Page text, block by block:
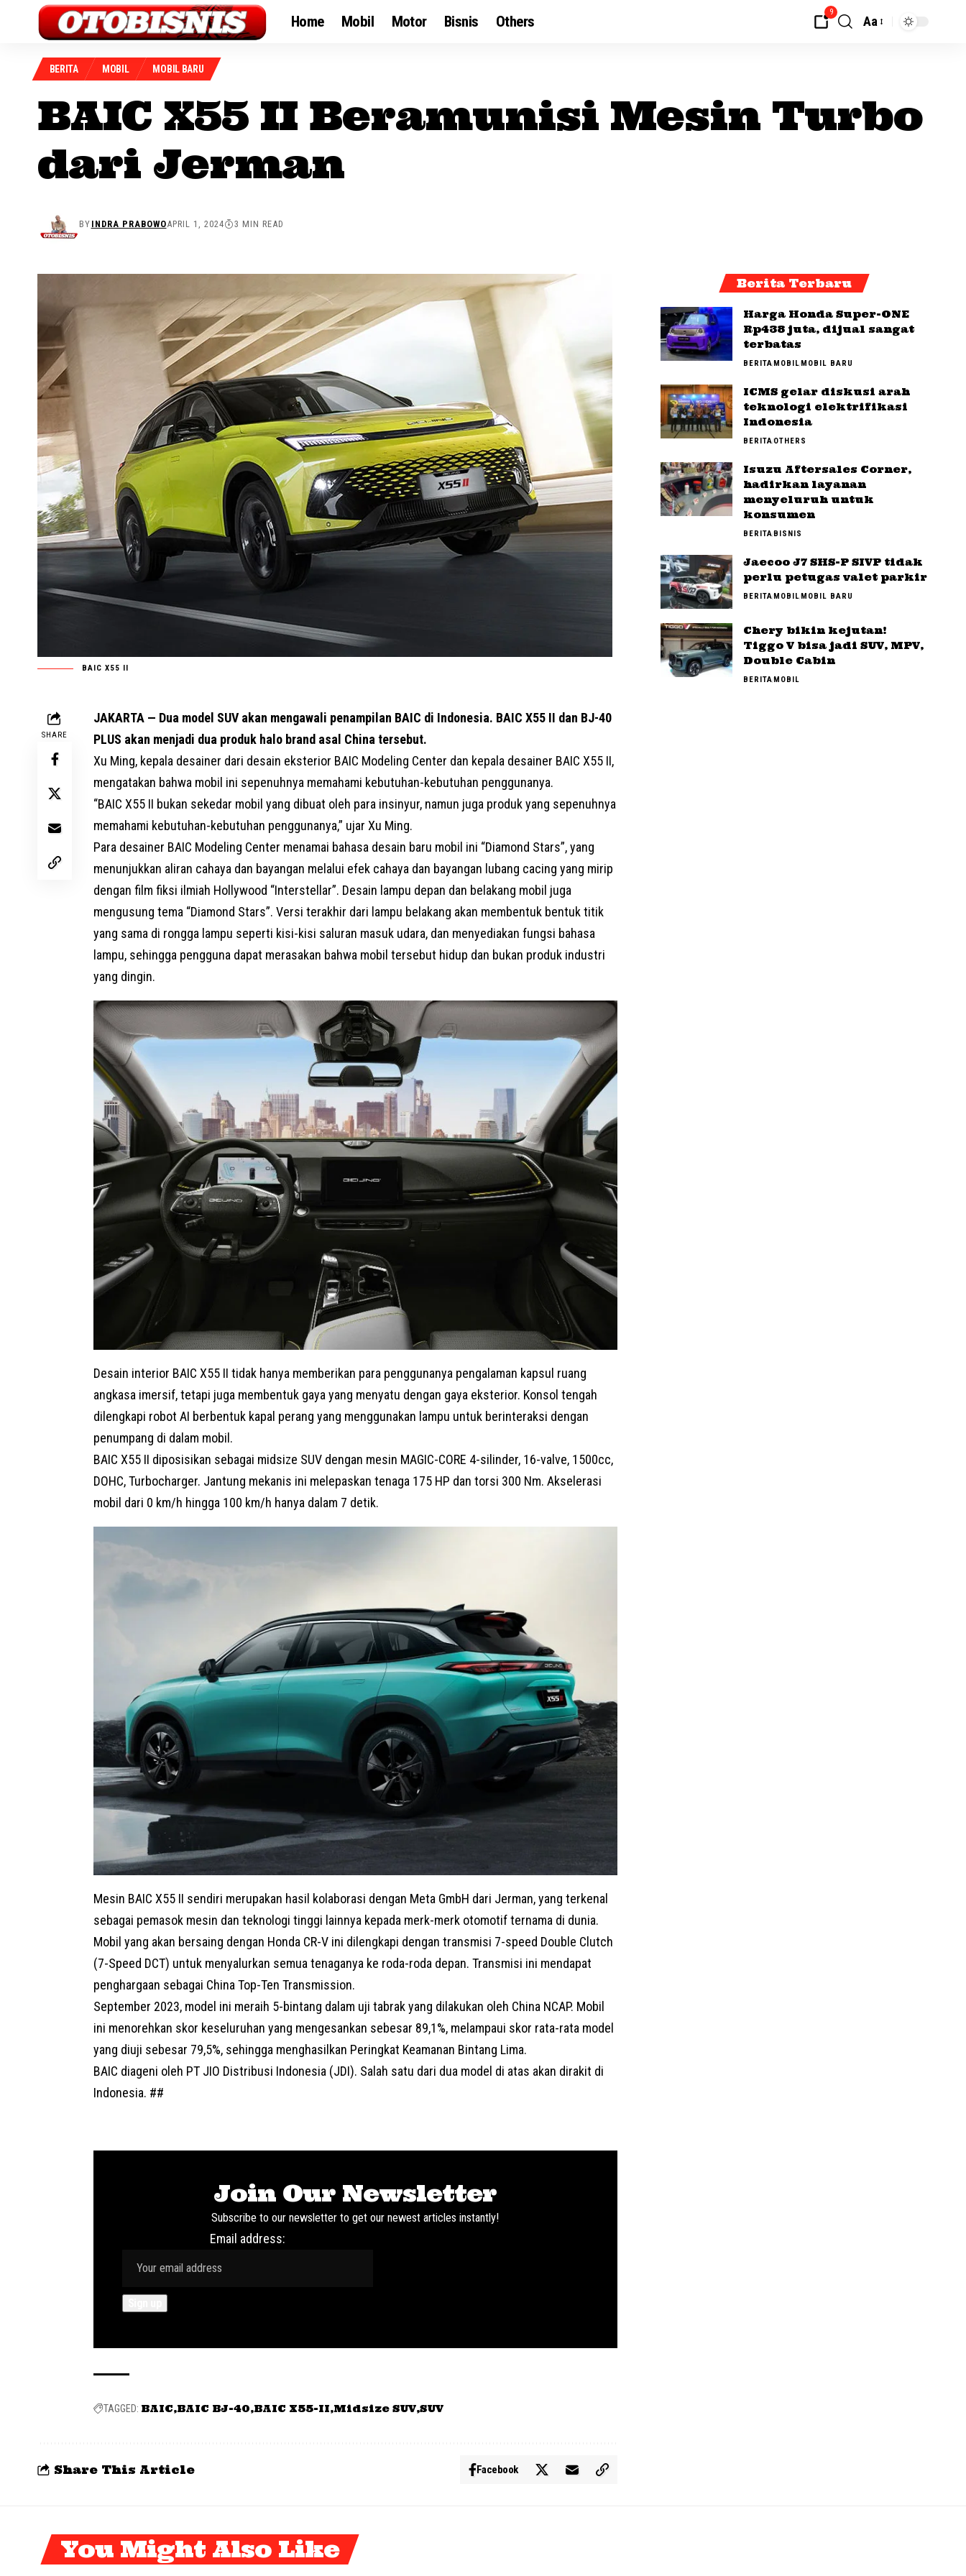
Home Mobil Motor Bisnis Others
9
Aa
BERITA MOBIL MOBIL BARU
BAIC X55 II Beramunisi Mesin Turbo
dari Jerman
BY INDRA PRABOWOAPRIL 1, 2024 3 MIN READ
BAIC X55 II
SHARE
JAKARTA — Dua model SUV akan mengawali penampilan BAIC di Indonesia. BAIC X55 II dan BJ-40
PLUS akan menjadi dua produk halo brand asal China tersebut.
Xu Ming, kepala desainer dari desain eksterior BAIC Modeling Center dan kepala desainer BAIC X55 II,
mengatakan bahwa mobil ini sepenuhnya memahami kebutuhan-kebutuhan penggunanya.
“BAIC X55 II bukan sekedar mobil yang dibuat oleh para insinyur, namun juga produk yang sepenuhnya
memahami kebutuhan-kebutuhan penggunanya,” ujar Xu Ming.
Para desainer BAIC Modeling Center menamai bahasa desain baru mobil ini “Diamond Stars”, yang
menunjukkan aliran cahaya dan bayangan melalui efek cahaya dan bayangan lubang cacing yang mirip
dengan film fiksi ilmiah Hollywood “Interstellar”. Desain lampu depan dan belakang mobil juga
mengusung tema “Diamond Stars”. Versi terakhir dari lampu belakang akan membentuk bentuk titik
yang sama di rongga lampu seperti kisi-kisi saluran masuk udara, dan menyediakan fungsi bahasa
lampu, sehingga pengguna dapat merasakan bahwa mobil tersebut hidup dan bukan produk industri
yang dingin.
Desain interior BAIC X55 II tidak hanya memberikan para penggunanya pengalaman kapsul ruang
angkasa imersif, tetapi juga membentuk gaya yang menyatu dengan gaya eksterior. Konsol tengah
dilengkapi robot AI berbentuk kapal perang yang menggunakan lampu untuk berinteraksi dengan
penumpang di dalam mobil.
BAIC X55 II diposisikan sebagai midsize SUV dengan mesin MAGIC-CORE 4-silinder, 16-valve, 1500cc,
DOHC, Turbocharger. Jantung mekanis ini melepaskan tenaga 175 HP dan torsi 300 Nm. Akselerasi
mobil dari 0 km/h hingga 100 km/h hanya dalam 7 detik.
Mesin BAIC X55 II sendiri merupakan hasil kolaborasi dengan Meta GmbH dari Jerman, yang terkenal
sebagai pemasok mesin dan teknologi tinggi lainnya kepada merk-merk otomotif ternama di dunia.
Mobil yang akan bersaing dengan Honda CR-V ini dilengkapi dengan transmisi 7-speed Double Clutch
(7-Speed DCT) untuk menyalurkan semua tenaganya ke roda-roda depan. Transmisi ini mendapat
penghargaan sebagai China Top-Ten Transmission.
September 2023, model ini meraih 5-bintang dalam uji tabrak yang dilakukan oleh China NCAP. Mobil
ini menorehkan skor keseluruhan yang mengesankan sebesar 89,1%, melampaui skor rata-rata model
yang diuji sebesar 79,5%, sehingga menghasilkan Peringkat Keamanan Bintang Lima.
BAIC diageni oleh PT JIO Distribusi Indonesia (JDI). Salah satu dari dua model di atas akan dirakit di
Indonesia. ##
Join Our Newsletter
Subscribe to our newsletter to get our newest articles instantly!
Email address:
TAGGED: BAIC BAIC BJ-40 BAIC X55-II Midsize SUV SUV
Share This Article Facebook
Berita Terbaru
Harga Honda Super-ONE
Rp438 juta, dijual sangat
terbatas
BERITAMOBILMOBIL BARU
ICMS gelar diskusi arah
teknologi elektrifikasi
Indonesia
BERITAOTHERS
Isuzu Aftersales Corner,
hadirkan layanan
menyeluruh untuk
konsumen
BERITABISNIS
Jaecoo J7 SHS-P SIVP tidak
perlu petugas valet parkir
BERITAMOBILMOBIL BARU
Chery bikin kejutan!
Tiggo V bisa jadi SUV, MPV,
Double Cabin
BERITAMOBIL
You Might Also Like